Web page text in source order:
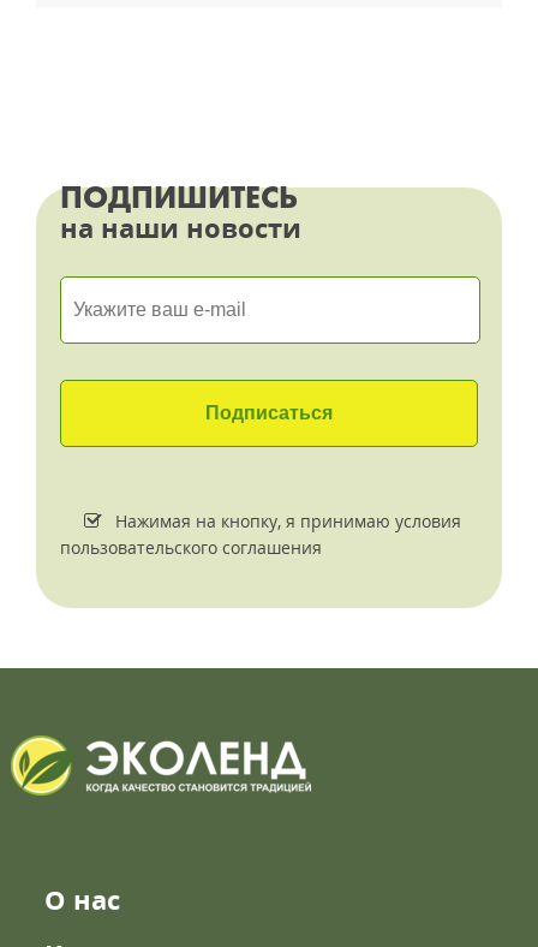
ПОДПИШИТЕСЬ
на наши новости
Нажимая на кнопку, я принимаю условия
пользовательского соглашения
О нас